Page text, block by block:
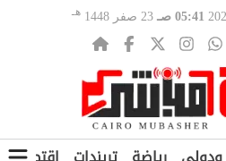
05:41 صـ 23 صفر 1448 هـ